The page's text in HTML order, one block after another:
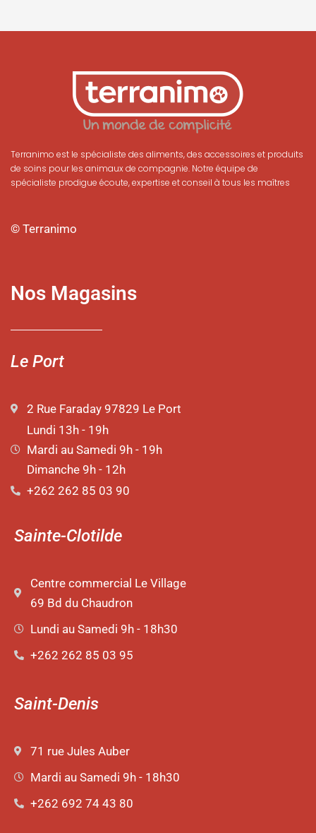
Terranimo est le spécialiste des aliments, des accessoires et produits
de soins pour les animaux de compagnie. Notre équipe de
spécialiste prodigue écoute, expertise et conseil à tous les maîtres
© Terranimo
Nos Magasins
Le Port
2 Rue Faraday 97829 Le Port
Lundi 13h - 19h
Mardi au Samedi 9h - 19h
Dimanche 9h - 12h
+262 262 85 03 90
Sainte-Clotilde
Centre commercial Le Village
69 Bd du Chaudron
Lundi au Samedi 9h - 18h30
+262 262 85 03 95
Saint-Denis
71 rue Jules Auber
Mardi au Samedi 9h - 18h30
+262 692 74 43 80